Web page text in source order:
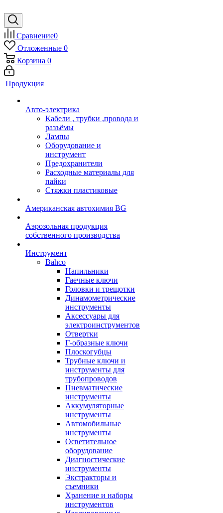
Сравнение0
Отложенные 0
Корзина 0
Продукция
Авто-электрика
Кабели , трубки ,провода и
разъёмы
Лампы
Оборудование и
инструмент
Предохранители
Расходные материалы для
пайки
Стяжки пластиковые
Американская автохимия BG
Аэрозольная продукция
собственного производства
Инструмент
Bahco
Напильники
Гаечные ключи
Головки и трещотки
Динамометрические
инструменты
Аксессуары для
электроинструментов
Отвертки
Г-образные ключи
Плоскогубцы
Трубные ключи и
инструменты для
трубопроводов
Пневматические
инструменты
Аккумуляторные
инструменты
Автомобильные
инструменты
Осветительное
оборудование
Диагностические
инструменты
Экстракторы и
съемники
Хранение и наборы
инструментов